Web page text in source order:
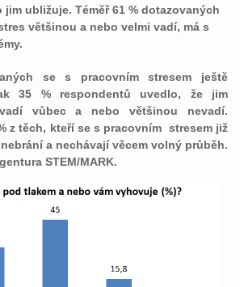
ubližuje. Téměř 61 % dotazovaných
většinou a nebo velmi vadí, má s
se s pracovním stresem ještě
35 % respondentů uvedlo, že jim
vůbec a nebo většinou nevadí.
z těch, kteří se s pracovním stresem již
a nechávají věcem volný průběh.
STEM/MARK.